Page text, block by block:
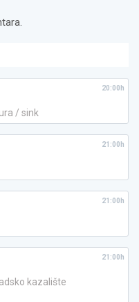
/ sink
20:00h
21:00h
21:00h
kazalište
21:00h